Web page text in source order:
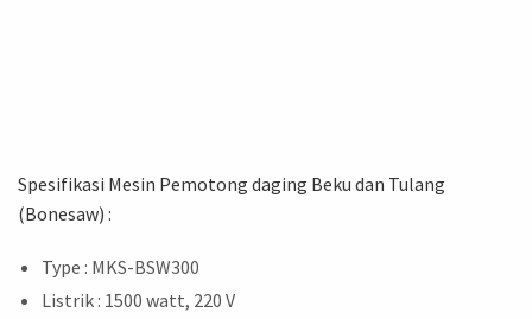
Spesifikasi Mesin Pemotong daging Beku dan Tulang
(Bonesaw) :
Type : MKS-BSW300
Listrik : 1500 watt, 220 V